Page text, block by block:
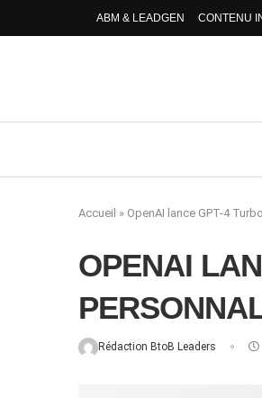
ABM & LEADGEN CONTENU
Accueil » OpenAI lance GPT-4
OPENAI
Rédaction BtoB Leaders